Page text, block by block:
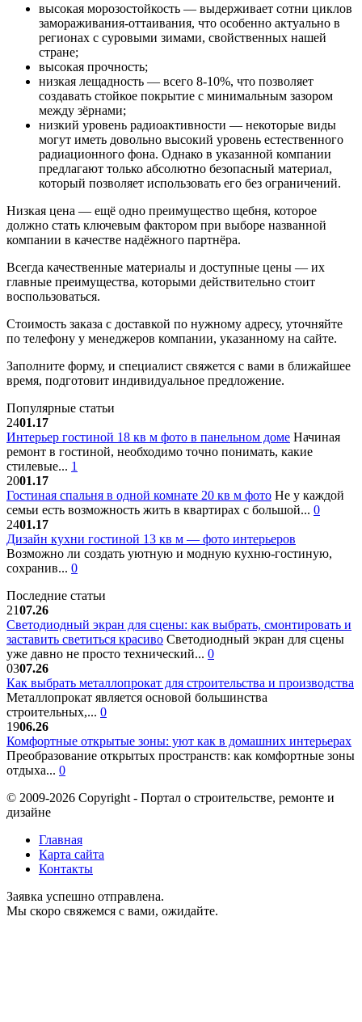
высокая морозостойкость — выдерживает сотни циклов
замораживания-оттаивания, что особенно актуально в
регионах с суровыми зимами, свойственных нашей
стране;
высокая прочность;
низкая лещадность — всего 8-10%, что позволяет
создавать стойкое покрытие с минимальным зазором
между зёрнами;
низкий уровень радиоактивности — некоторые виды
могут иметь довольно высокий уровень естественного
радиационного фона. Однако в указанной компании
предлагают только абсолютно безопасный материал,
который позволяет использовать его без ограничений.
Низкая цена — ещё одно преимущество щебня, которое
должно стать ключевым фактором при выборе названной
компании в качестве надёжного партнёра.
Всегда качественные материалы и доступные цены — их
главные преимущества, которыми действительно стоит
воспользоваться.
Стоимость заказа с доставкой по нужному адресу, уточняйте
по телефону у менеджеров компании, указанному на сайте.
Заполните форму, и специалист свяжется с вами в ближайшее
время, подготовит индивидуальное предложение.
Популярные статьи
2401.17
Интерьер гостиной 18 кв м фото в панельном доме Начиная
ремонт в гостиной, необходимо точно понимать, какие
стилевые... 1
2001.17
Гостиная спальня в одной комнате 20 кв м фото Не у каждой
семьи есть возможность жить в квартирах с большой... 0
2401.17
Дизайн кухни гостиной 13 кв м — фото интерьеров
Возможно ли создать уютную и модную кухню-гостиную,
сохранив... 0
Последние статьи
2107.26
Светодиодный экран для сцены: как выбрать, смонтировать и
заставить светиться красиво Светодиодный экран для сцены
уже давно не просто технический... 0
0307.26
Как выбрать металлопрокат для строительства и производства
Металлопрокат является основой большинства
строительных,... 0
1906.26
Комфортные открытые зоны: уют как в домашних интерьерах
Преобразование открытых пространств: как комфортные зоны
отдыха... 0
© 2009-2026 Copyright - Портал о строительстве, ремонте и
дизайне
Главная
Карта сайта
Контакты
Заявка успешно отправлена.
Мы скоро свяжемся с вами, ожидайте.